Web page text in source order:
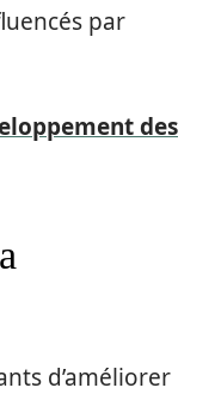
par
des
d’améliorer